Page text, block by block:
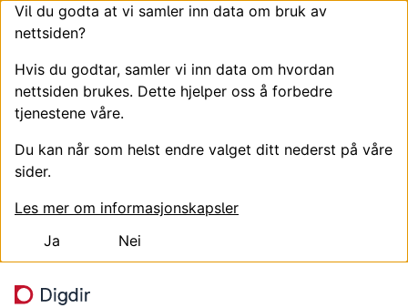
Vil du godta at vi samler inn data om bruk av
nettsiden?
Hvis du godtar, samler vi inn data om hvordan
nettsiden brukes. Dette hjelper oss å forbedre
tjenestene våre.
Du kan når som helst endre valget ditt nederst på våre
sider.
Les mer om informasjonskapsler
Ja
Nei